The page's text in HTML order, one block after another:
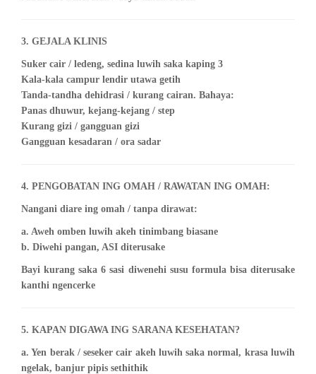
3. GEJALA KLINIS
Suker cair / ledeng, sedina luwih saka kaping 3
Kala-kala campur lendir utawa getih
Tanda-tandha dehidrasi / kurang cairan. Bahaya:
Panas dhuwur, kejang-kejang / step
Kurang gizi / gangguan gizi
Gangguan kesadaran / ora sadar
4. PENGOBATAN ING OMAH / RAWATAN ING OMAH:
Nangani diare ing omah / tanpa dirawat:
a. Aweh omben luwih akeh tinimbang biasane
b. Diwehi pangan, ASI diterusake
Bayi kurang saka 6 sasi diwenehi susu formula bisa diterusake
kanthi ngencerke
5. KAPAN DIGAWA ING SARANA KESEHATAN?
a. Yen berak / seseker cair akeh luwih saka normal, krasa luwih
ngelak, banjur pipis sethithik